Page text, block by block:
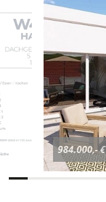
984.000,- €